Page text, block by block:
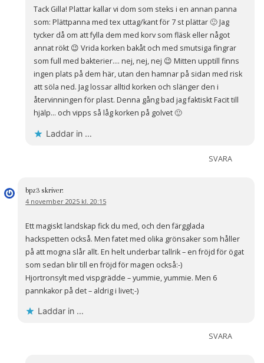
Tack Gilla! Plattar kallar vi dom som steks i en annan panna
som: Plättpanna med tex uttag/kant för 7 st plättar 🙂 Jag
tycker då om att fylla dem med korv som fläsk eller något
annat rökt 😉 Vrida korken bakåt och med smutsiga fingrar
som full med bakterier…. nej, nej, nej 😉 Mitten upptill finns
ingen plats på dem här, utan den hamnar på sidan med risk
att söla ned. Jag lossar alltid korken och slänger den i
återvinningen för plast. Denna gång bad jag faktiskt Facit till
hjälp… och vipps så låg korken på golvet 🙂
Laddar in …
SVARA
bpz3 skriver:
4 november 2025 kl. 20:15
Ett magiskt landskap fick du med, och den färgglada
hackspetten också. Men fatet med olika grönsaker som håller
på att mogna slår allt. En helt underbar tallrik – en fröjd för ögat
som sedan blir till en fröjd för magen också:-)
Hjortronsylt med vispgrädde – yummie, yummie. Men 6
pannkakor på det – aldrig i livet;-)
Laddar in …
SVARA